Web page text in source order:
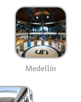
Medellín